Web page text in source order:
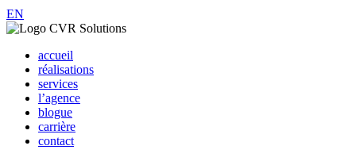
EN
accueil
réalisations
services
l’agence
blogue
carrière
contact